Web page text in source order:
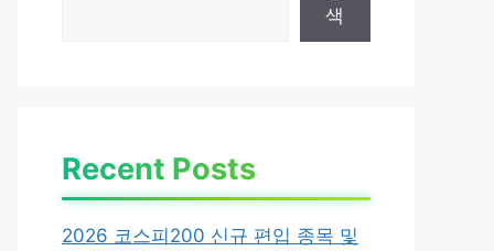
색
Recent Posts
2026 코스피200 신규 편입 종목 및